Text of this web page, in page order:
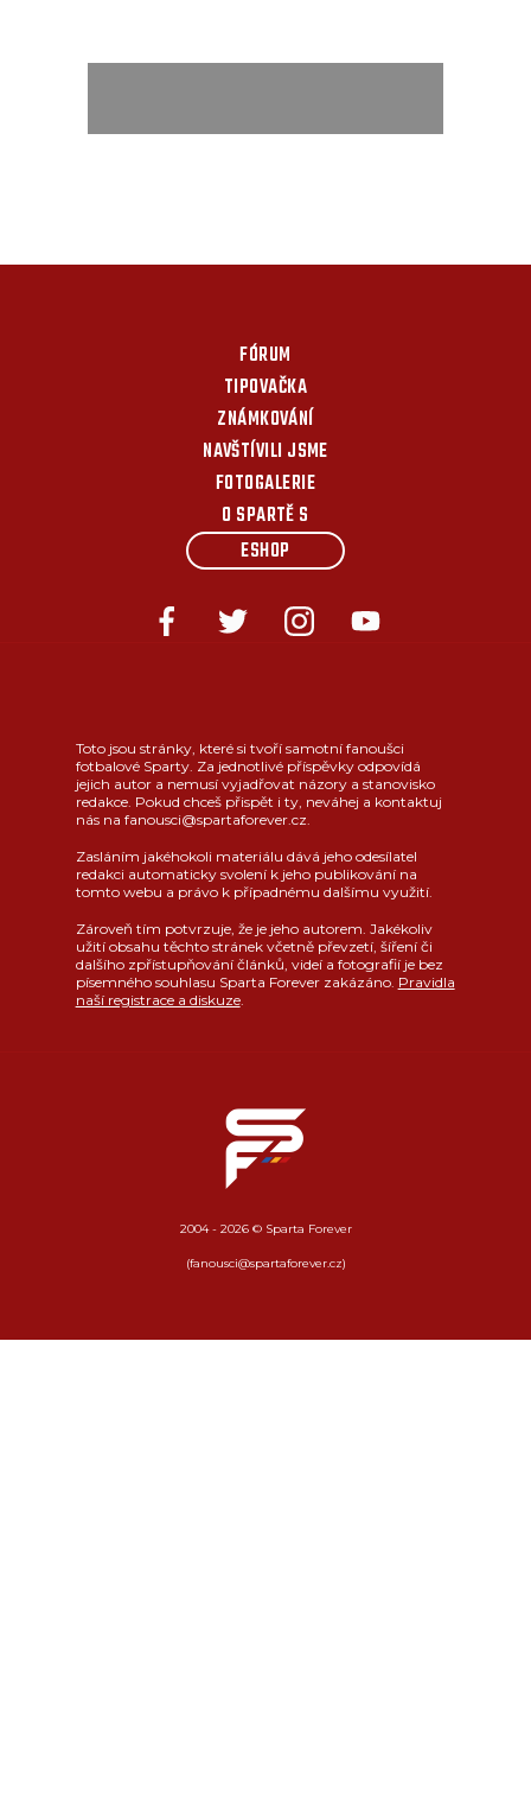
FÓRUM
TIPOVAČKA
ZNÁMKOVÁNÍ
NAVŠTÍVILI JSME
FOTOGALERIE
O SPARTĚ S
ESHOP
Toto jsou stránky, které si tvoří samotní fanoušci
fotbalové Sparty. Za jednotlivé příspěvky odpovídá
jejich autor a nemusí vyjadřovat názory a stanovisko
redakce. Pokud chceš přispět i ty, neváhej a kontaktuj
nás na fanousci@spartaforever.cz.
Zasláním jakéhokoli materiálu dává jeho odesílatel
redakci automaticky svolení k jeho publikování na
tomto webu a právo k případnému dalšímu využití.
Zároveň tím potvrzuje, že je jeho autorem. Jakékoliv
užití obsahu těchto stránek včetně převzetí, šíření či
dalšího zpřístupňování článků, videí a fotografií je bez
písemného souhlasu Sparta Forever zakázáno. Pravidla
naší registrace a diskuze.
2004 - 2026 © Sparta Forever
(fanousci@spartaforever.cz)